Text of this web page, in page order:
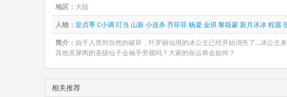
地区： 大陆
人物： 皇贞季C小调 叮当 山新小连杀乔菲菲杨凝 金琪黎筱蒙 新月冰冰程愿
简介： 由于人类对自然的破坏，叶罗丽仙境的冰公主已经开始消失了…冰公主
其他灵犀阁的圣级仙子会袖手旁观吗？大家的命运将会如何？
相关推荐